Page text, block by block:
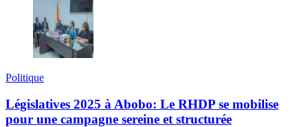
Politique
Législatives 2025 à Abobo: Le RHDP se mobilise
pour une campagne sereine et structurée